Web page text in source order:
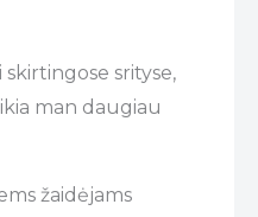
srityse,
man daugiau
žaidėjams